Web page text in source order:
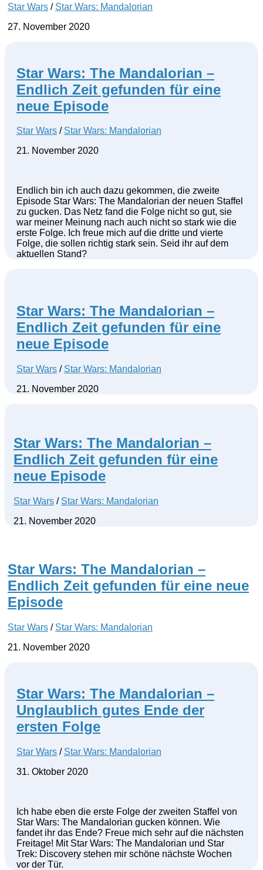
Star Wars / Star Wars: Mandalorian
27. November 2020
Star Wars: The Mandalorian –
Endlich Zeit gefunden für eine
neue Episode
Star Wars / Star Wars: Mandalorian
21. November 2020
Endlich bin ich auch dazu gekommen, die zweite
Episode Star Wars: The Mandalorian der neuen Staffel
zu gucken. Das Netz fand die Folge nicht so gut, sie
war meiner Meinung nach auch nicht so stark wie die
erste Folge. Ich freue mich auf die dritte und vierte
Folge, die sollen richtig stark sein. Seid ihr auf dem
aktuellen Stand?
Star Wars: The Mandalorian –
Endlich Zeit gefunden für eine
neue Episode
Star Wars / Star Wars: Mandalorian
21. November 2020
Star Wars: The Mandalorian –
Endlich Zeit gefunden für eine
neue Episode
Star Wars / Star Wars: Mandalorian
21. November 2020
Star Wars: The Mandalorian –
Endlich Zeit gefunden für eine neue
Episode
Star Wars / Star Wars: Mandalorian
21. November 2020
Star Wars: The Mandalorian –
Unglaublich gutes Ende der
ersten Folge
Star Wars / Star Wars: Mandalorian
31. Oktober 2020
Ich habe eben die erste Folge der zweiten Staffel von
Star Wars: The Mandalorian gucken können. Wie
fandet ihr das Ende? Freue mich sehr auf die nächsten
Freitage! Mit Star Wars: The Mandalorian und Star
Trek: Discovery stehen mir schöne nächste Wochen
vor der Tür.